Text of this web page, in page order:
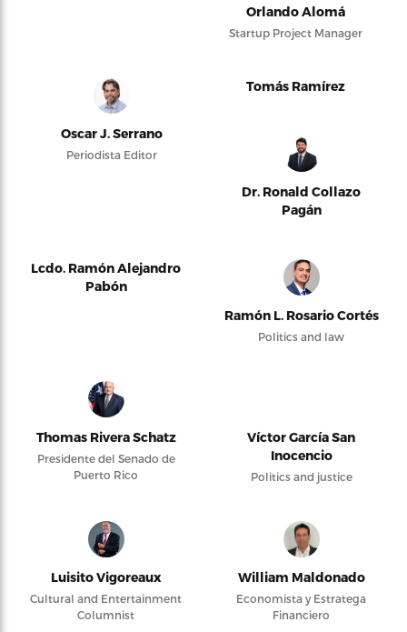
Orlando Alomá
Startup Project Manager
Oscar J. Serrano
Periodista Editor
Tomás Ramírez
Dr. Ronald Collazo
Pagán
Lcdo. Ramón Alejandro
Pabón
Ramón L. Rosario Cortés
Politics and law
Thomas Rivera Schatz
Presidente del Senado de
Puerto Rico
Víctor García San
Inocencio
Politics and justice
Luisito Vigoreaux
Cultural and Entertainment
Columnist
William Maldonado
Economista y Estratega
Financiero